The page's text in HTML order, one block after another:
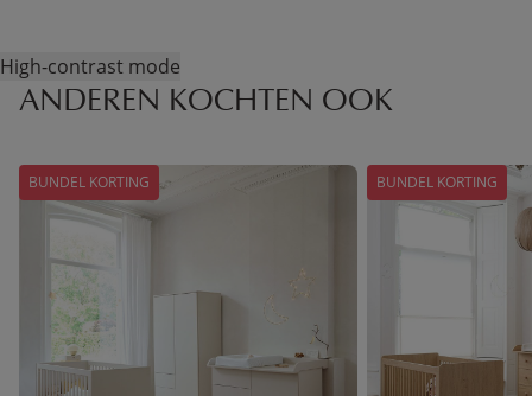
High-contrast mode
ANDEREN KOCHTEN OOK
BUNDEL KORTING BUNDEL KORTING